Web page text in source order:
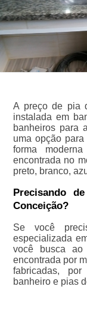
A preço de pia
instalada em
banheiros para
uma opção
forma
encontrada no
preto, branco,
Precisando
Conceição?
Se você
especializada
você busca
encontrada por
fabricadas,
banheiro e pias